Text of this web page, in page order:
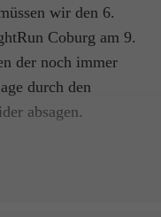
wir den 6.
Coburg am 9.
der noch immer
durch den
absagen.